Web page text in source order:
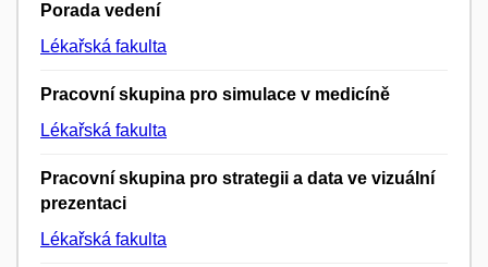
Porada vedení
Lékařská fakulta
Pracovní skupina pro simulace v medicíně
Lékařská fakulta
Pracovní skupina pro strategii a data ve vizuální
prezentaci
Lékařská fakulta